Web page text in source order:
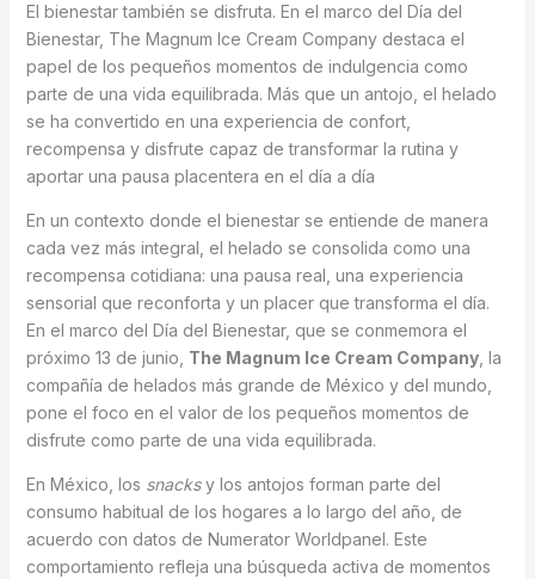
El bienestar también se disfruta. En el marco del Día del
Bienestar, The Magnum Ice Cream Company destaca el
papel de los pequeños momentos de indulgencia como
parte de una vida equilibrada. Más que un antojo, el helado
se ha convertido en una experiencia de confort,
recompensa y disfrute capaz de transformar la rutina y
aportar una pausa placentera en el día a día
En un contexto donde el bienestar se entiende de manera
cada vez más integral, el helado se consolida como una
recompensa cotidiana: una pausa real, una experiencia
sensorial que reconforta y un placer que transforma el día.
En el marco del Día del Bienestar, que se conmemora el
próximo 13 de junio, The Magnum Ice Cream Company, la
compañía de helados más grande de México y del mundo,
pone el foco en el valor de los pequeños momentos de
disfrute como parte de una vida equilibrada.
En México, los snacksy los antojos forman parte del
consumo habitual de los hogares a lo largo del año, de
acuerdo con datos de Numerator Worldpanel. Este
comportamiento refleja una búsqueda activa de momentos